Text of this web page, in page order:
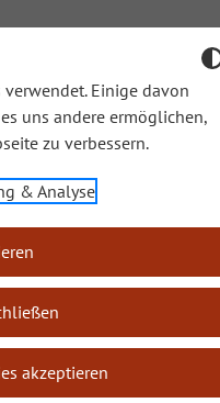
Einige davon
uns andere ermöglichen,
zu verbessern.
& Analyse
akzeptieren
Leichte Sprache